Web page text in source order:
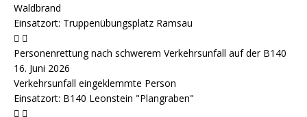
Waldbrand
Einsatzort: Truppenübungsplatz Ramsau
Personenrettung nach schwerem Verkehrsunfall auf der B140
16. Juni 2026
Verkehrsunfall eingeklemmte Person
Einsatzort: B140 Leonstein "Plangraben"